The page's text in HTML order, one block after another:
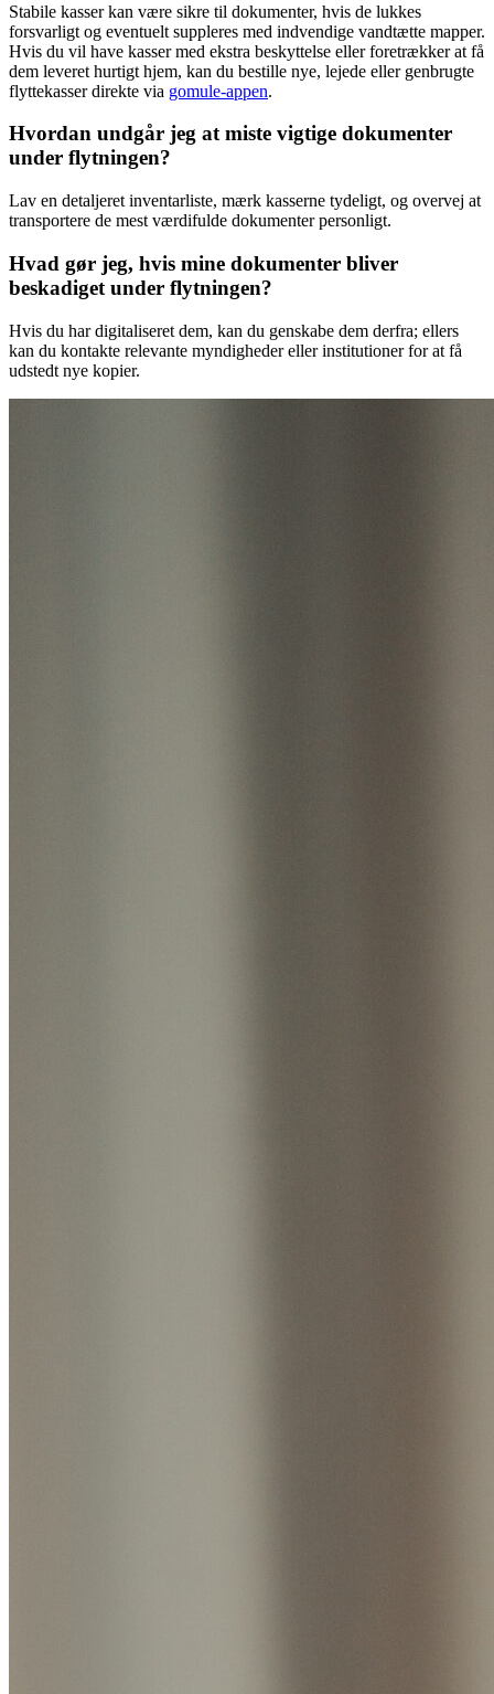
Stabile kasser kan være sikre til dokumenter, hvis de lukkes
forsvarligt og eventuelt suppleres med indvendige vandtætte mapper.
Hvis du vil have kasser med ekstra beskyttelse eller foretrækker at få
dem leveret hurtigt hjem, kan du bestille nye, lejede eller genbrugte
flyttekasser direkte via gomule-appen.
Hvordan undgår jeg at miste vigtige dokumenter
under flytningen?
Lav en detaljeret inventarliste, mærk kasserne tydeligt, og overvej at
transportere de mest værdifulde dokumenter personligt.
Hvad gør jeg, hvis mine dokumenter bliver
beskadiget under flytningen?
Hvis du har digitaliseret dem, kan du genskabe dem derfra; ellers
kan du kontakte relevante myndigheder eller institutioner for at få
udstedt nye kopier.